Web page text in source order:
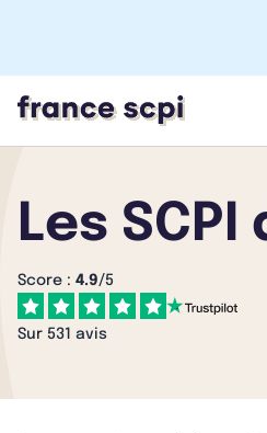
Les
Score : 4.9/5
Sur 531 avis